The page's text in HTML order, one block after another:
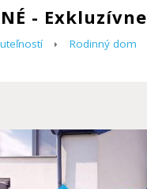
-
Rodinný dom